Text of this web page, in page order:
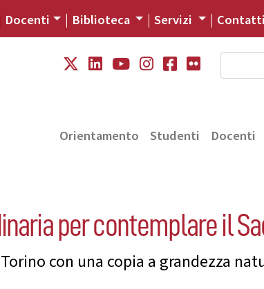
Docenti Biblioteca Servizi Contatti
Orientamento Studenti Docenti
per contemplare il
con una copia a grandezza